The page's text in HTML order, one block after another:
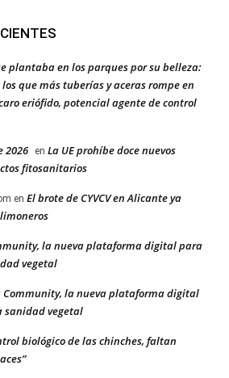
plantaba en los parques por su belleza:
que más tuberías y aceras rompe en
eriófido, potencial agente de control
2026 en La UE prohíbe doce nuevos
fitosanitarios
en El brote de CYVCV en Alicante ya
la nueva plataforma digital para
vegetal
Community, la nueva plataforma digital
sanidad vegetal
biológico de las chinches, faltan